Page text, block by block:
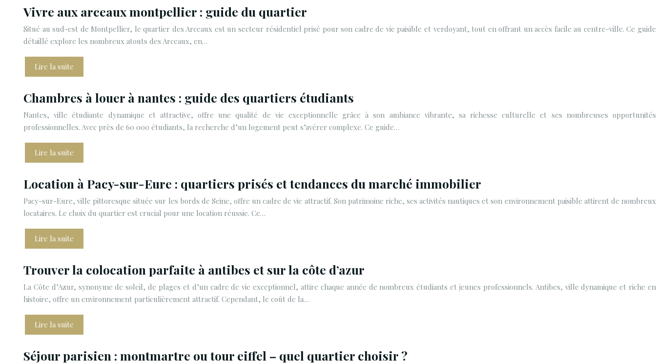
Vivre aux arceaux montpellier : guide du quartier
Situé au sud-est de Montpellier, le quartier des Arceaux est un secteur résidentiel prisé pour son cadre de vie paisible et verdoyant, tout en offrant un accès facile au centre-ville. Ce guide
détaillé explore les nombreux atouts des Arceaux, en…
Lire la suite
Chambres à louer à nantes : guide des quartiers étudiants
Nantes, ville étudiante dynamique et attractive, offre une qualité de vie exceptionnelle grâce à son ambiance vibrante, sa richesse culturelle et ses nombreuses opportunités
professionnelles. Avec près de 60 000 étudiants, la recherche d’un logement peut s’avérer complexe. Ce guide…
Lire la suite
Location à Pacy-sur-Eure : quartiers prisés et tendances du marché immobilier
Pacy-sur-Eure, ville pittoresque située sur les bords de Seine, offre un cadre de vie attractif. Son patrimoine riche, ses activités nautiques et son environnement paisible attirent de nombreux
locataires. Le choix du quartier est crucial pour une location réussie. Ce…
Lire la suite
Trouver la colocation parfaite à antibes et sur la côte d’azur
La Côte d’Azur, synonyme de soleil, de plages et d’un cadre de vie exceptionnel, attire chaque année de nombreux étudiants et jeunes professionnels. Antibes, ville dynamique et riche en
histoire, offre un environnement particulièrement attractif. Cependant, le coût de la…
Lire la suite
Séjour parisien : montmartre ou tour eiffel – quel quartier choisir ?